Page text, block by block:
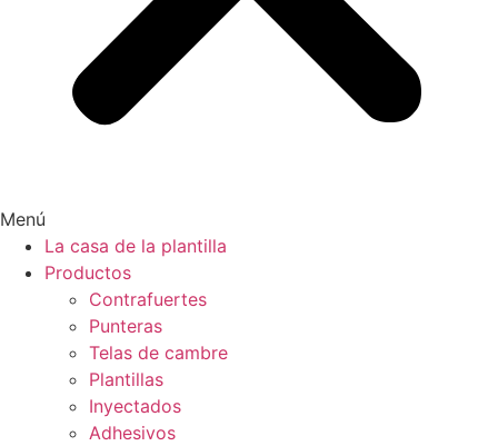
Menú
La casa de la plantilla
Productos
Contrafuertes
Punteras
Telas de cambre
Plantillas
Inyectados
Adhesivos